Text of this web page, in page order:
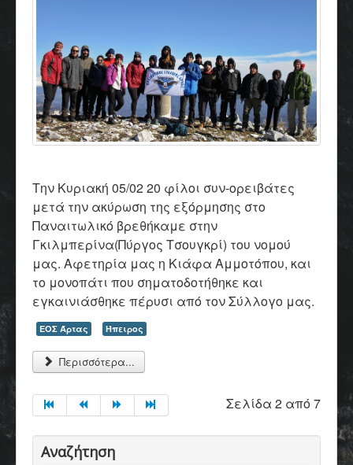
Την Κυριακή 05/02 20 φίλοι συν-ορειβάτες
μετά την ακύρωση της εξόρμησης στο
Παναιτωλικό βρεθήκαμε στην
Γκιλμπερίνα(Πύργος Τσουγκρί) του νομού
μας. Αφετηρία μας η Κιάφα Αμμοτόπου, και
το μονοπάτι που σηματοδοτήθηκε και
εγκαινιάσθηκε πέρυσι από τον Σύλλογο μας.
ΕΟΣ Άρτας Ήπειρος
Περισσότερα...
Σελίδα 2 από 7
Αναζήτηση